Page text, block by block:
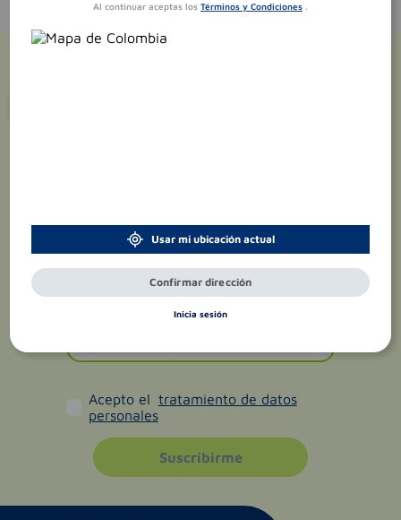
Acepto el tratamiento de datos
personales
Suscribirme
Al continuar aceptas los Términos y Condiciones .
Usar mi ubicación actual
Confirmar dirección
Inicia sesión